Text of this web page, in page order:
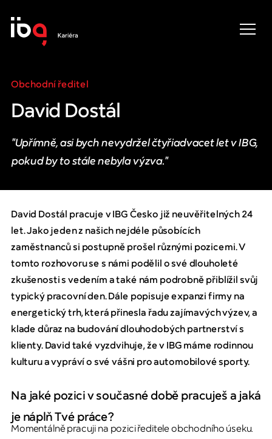
Obchodní ředitel
David Dostál
Upřímně, asi bych nevydržel čtyřiadvacet let v IBG,
pokud by to stále nebyla výzva.
David Dostál pracuje v IBG Česko již neuvěřitelných 24
let. Jako jeden z našich nejdéle působících
zaměstnanců si postupně prošel různými pozicemi. V
tomto rozhovoru se s námi podělil o své dlouholeté
zkušenosti s vedením a také nám podrobně přiblížil svůj
typický pracovní den. Dále popisuje expanzi firmy na
energetický trh, která přinesla řadu zajímavých výzev, a
klade důraz na budování dlouhodobých partnerství s
klienty. David také vyzdvihuje, že v IBG máme rodinnou
kulturu a vypráví o své vášni pro automobilové sporty.
Na jaké pozici v současné době pracuješ a jaká
je náplň Tvé práce?
Momentálně pracuji na pozici ředitele obchodního úseku.